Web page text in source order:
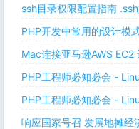
ssh目录权限配置指南
PHP开发中常用的设计模
Mac连接亚马逊AWS
PHP工程师必知必会 -
PHP工程师必知必会 -
响应国家号召 发展地摊经